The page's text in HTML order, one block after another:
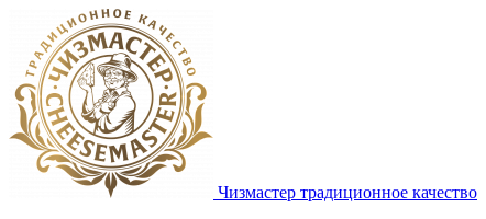
Чизмастер традиционное качество